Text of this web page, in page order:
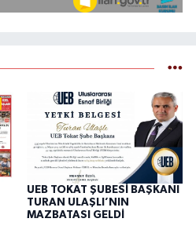
UEB TOKAT ŞUBESİ BAŞKANI
TURAN ULAŞLI’NIN
MAZBATASI GELDİ